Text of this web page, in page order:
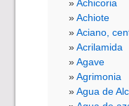
Achicoria
Achiote
Aciano,
Acrilamida
Agave
Agrimonia
Agua de